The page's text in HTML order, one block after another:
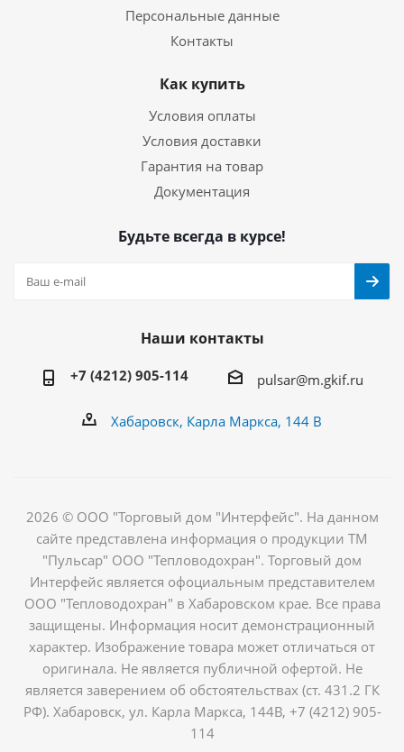
Персональные данные
Контакты
Как купить
Условия оплаты
Условия доставки
Гарантия на товар
Документация
Будьте всегда в курсе!
Наши контакты
+7 (4212) 905-114 pulsar@m.gkif.ru
Хабаровск, Карла Маркса, 144 В
2026 © ООО "Торговый дом "Интерфейс". На данном
сайте представлена информация о продукции ТМ
"Пульсар" ООО "Тепловодохран". Торговый дом
Интерфейс является офоциальным представителем
ООО "Тепловодохран" в Хабаровском крае. Все права
защищены. Информация носит демонстрационный
характер. Изображение товара может отличаться от
оригинала. Не является публичной офертой. Не
является заверением об обстоятельствах (ст. 431.2 ГК
РФ). Хабаровск, ул. Карла Маркса, 144В, +7 (4212) 905-
114